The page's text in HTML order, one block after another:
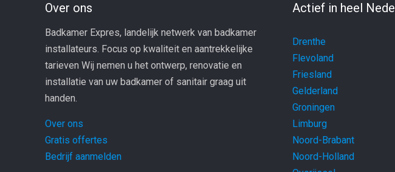
Over ons
Badkamer Expres, landelijk netwerk van badkamer
installateurs. Focus op kwaliteit en aantrekkelijke
tarieven Wij nemen u het ontwerp, renovatie en
installatie van uw badkamer of sanitair graag uit
handen.
Over ons
Gratis offertes
Bedrijf aanmelden
Actief in heel
Drenthe
Flevoland
Friesland
Gelderland
Groningen
Limburg
Noord-Brabant
Noord-Holland